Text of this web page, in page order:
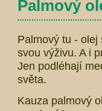
Palmový
Palmový tu - olej
svou výživu. A i
Jen podléhají
světa.
Kauza palmový